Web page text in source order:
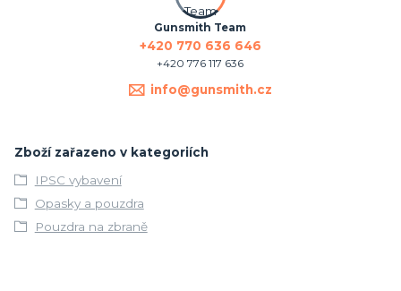
Gunsmith Team
+420 770 636 646
+420 776 117 636
info@gunsmith.cz
Zboží zařazeno v kategoriích
IPSC vybavení
Opasky a pouzdra
Pouzdra na zbraně